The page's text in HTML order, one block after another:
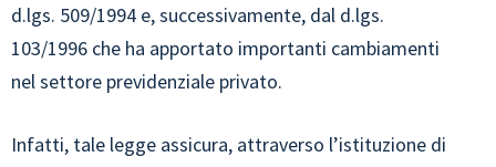
d.lgs. 509/1994 e, successivamente, dal d.lgs.
103/1996 che ha apportato importanti cambiamenti
nel settore previdenziale privato.
Infatti, tale legge assicura, attraverso l’istituzione di